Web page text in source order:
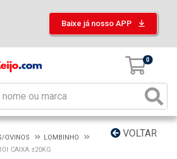
Baixe já nosso APP
0
VOLTAR
OVINOS
LOMBINHO
CAIXA ±20KG